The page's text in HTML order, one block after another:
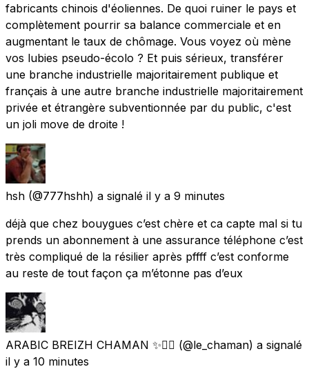
fabricants chinois d'éoliennes. De quoi ruiner le pays et
complètement pourrir sa balance commerciale et en
augmentant le taux de chômage. Vous voyez où mène
vos lubies pseudo-écolo ? Et puis sérieux, transférer
une branche industrielle majoritairement publique et
français à une autre branche industrielle majoritairement
privée et étrangère subventionnée par du public, c'est
un joli move de droite !
hsh (@777hshh) a signalé il y a 9 minutes
déjà que chez bouygues c’est chère et ca capte mal si tu
prends un abonnement à une assurance téléphone c’est
très compliqué de la résilier après pffff c’est conforme
au reste de tout façon ça m’étonne pas d’eux
ARABIC BREIZH CHAMAN ✨🧙‍♂️ (@le_chaman) a signalé
il y a 10 minutes